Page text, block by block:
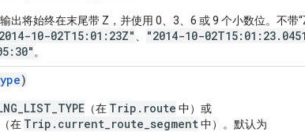
出将始终在末尾带 Z，并使用 0、3、6 或 9 个小数位。不带
10-02T15:01:23Z" "2014-10-
。
)
（在 Trip.route 中）或
（在 Trip.current_route_segment中）。默认为